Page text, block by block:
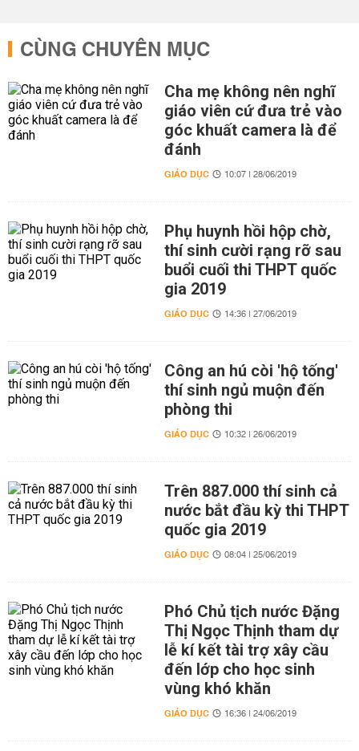
CÙNG CHUYÊN MỤC
Cha mẹ không nên nghĩ
giáo viên cứ đưa trẻ vào
góc khuất camera là để
đánh
GIÁO DỤC 10:07 | 28/06/2019
Phụ huynh hồi hộp chờ,
thí sinh cười rạng rỡ sau
buổi cuối thi THPT quốc
gia 2019
GIÁO DỤC 14:36 | 27/06/2019
Công an hú còi 'hộ tống'
thí sinh ngủ muộn đến
phòng thi
GIÁO DỤC 10:32 | 26/06/2019
Trên 887.000 thí sinh cả
nước bắt đầu kỳ thi THPT
quốc gia 2019
GIÁO DỤC 08:04 | 25/06/2019
Phó Chủ tịch nước Đặng
Thị Ngọc Thịnh tham dự
lễ kí kết tài trợ xây cầu
đến lớp cho học sinh
vùng khó khăn
GIÁO DỤC 16:36 | 24/06/2019